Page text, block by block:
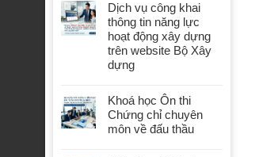
Dịch vụ công khai
thông tin năng lực
hoạt động xây dựng
trên website Bộ Xây
dựng
Khoá học Ôn thi
Chứng chỉ chuyên
môn về đấu thầu